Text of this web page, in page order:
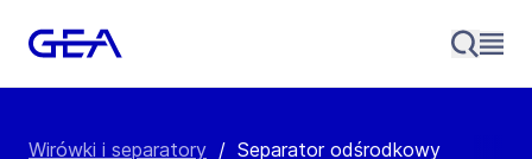
Wirówki i separatory / Separator odśrodkowy